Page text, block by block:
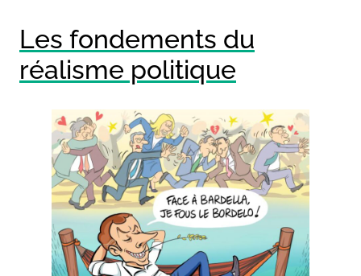
Les fondements du
réalisme politique